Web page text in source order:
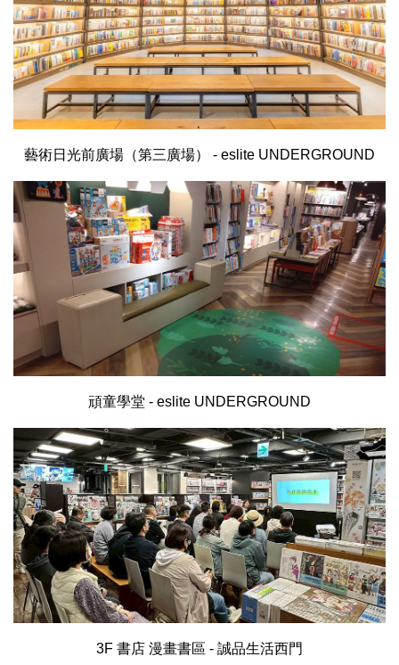
藝術日光前廣場（第三廣場） - eslite UNDERGROUND
頑童學堂 - eslite UNDERGROUND
3F 書店 漫畫書區 - 誠品生活西門